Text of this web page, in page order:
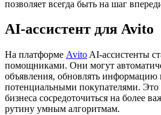
позволяет всегда быть на шаг
AI-ассистент для Avito
На платформе Avito AI-ассистенты
помощниками. Они могут
объявления, обновлять информацию
потенциальными покупателями. Это
бизнеса сосредоточиться на более
рутину умным алгоритмам.